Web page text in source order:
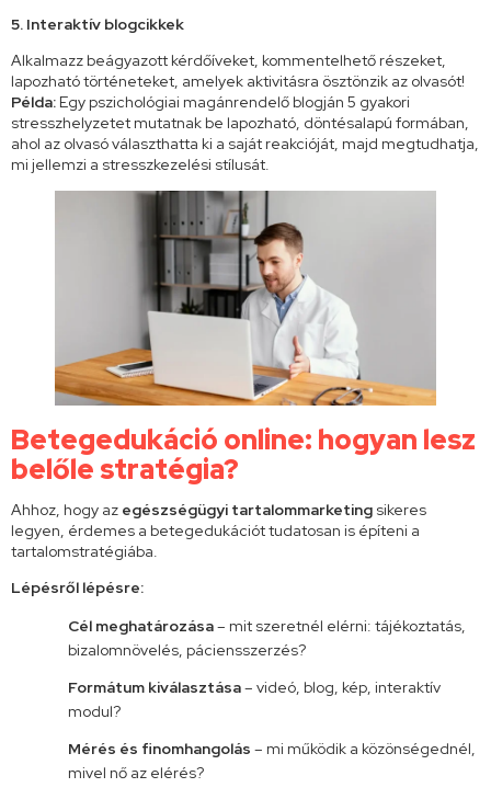
5. Interaktív blogcikkek
Alkalmazz beágyazott kérdőíveket, kommentelhető részeket,
lapozható történeteket, amelyek aktivitásra ösztönzik az olvasót!
Példa: Egy pszichológiai magánrendelő blogján 5 gyakori
stresszhelyzetet mutatnak be lapozható, döntésalapú formában,
ahol az olvasó választhatta ki a saját reakcióját, majd megtudhatja,
mi jellemzi a stresszkezelési stílusát.
Betegedukáció online: hogyan lesz
belőle stratégia?
Ahhoz, hogy az egészségügyi tartalommarketing sikeres
legyen, érdemes a betegedukációt tudatosan is építeni a
tartalomstratégiába.
Lépésről lépésre:
Cél meghatározása– mit szeretnél elérni: tájékoztatás,
bizalomnövelés, páciensszerzés?
Formátum kiválasztása– videó, blog, kép, interaktív
modul?
Mérés és finomhangolás – mi működik a közönségednél,
mivel nő az elérés?